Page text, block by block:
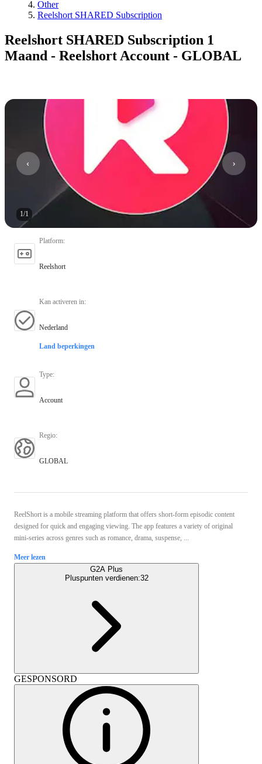
Other
Reelshort SHARED Subscription
Reelshort SHARED Subscription 1
Maand - Reelshort Account - GLOBAL
1/1
Platform:
Reelshort
Kan activeren in:
Nederland
Land beperkingen
Type:
Account
Regio:
GLOBAL
ReelShort is a mobile streaming platform that offers short‑form episodic content
designed for quick and engaging viewing. The app features a variety of original
mini‑series across genres such as romance, drama, suspense, ...
Meer lezen
G2A Plus
Pluspunten verdienen:32
GESPONSORD